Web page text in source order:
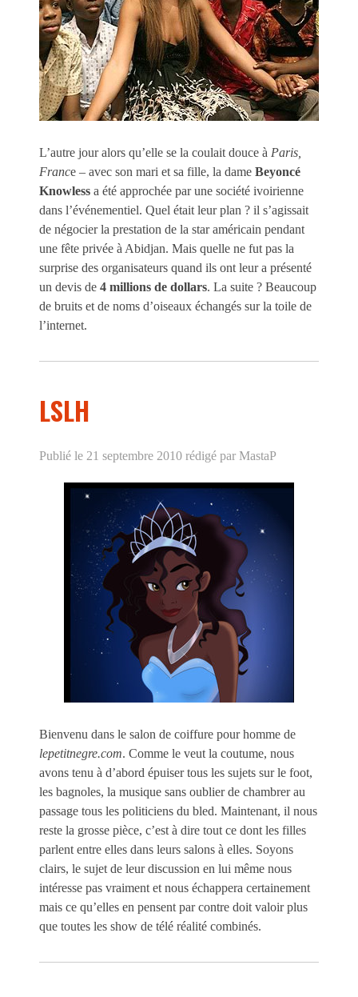
L’autre jour alors qu’elle se la coulait douce à Paris,
France – avec son mari et sa fille, la dame Beyoncé
Knowless a été approchée par une société ivoirienne
dans l’événementiel. Quel était leur plan ? il s’agissait
de négocier la prestation de la star américain pendant
une fête privée à Abidjan. Mais quelle ne fut pas la
surprise des organisateurs quand ils ont leur a présenté
un devis de 4 millions de dollars. La suite ? Beaucoup
de bruits et de noms d’oiseaux échangés sur la toile de
l’internet.
LSLH
Publié le 21 septembre 2010 rédigé par MastaP
Bienvenu dans le salon de coiffure pour homme de
lepetitnegre.com. Comme le veut la coutume, nous
avons tenu à d’abord épuiser tous les sujets sur le foot,
les bagnoles, la musique sans oublier de chambrer au
passage tous les politiciens du bled. Maintenant, il nous
reste la grosse pièce, c’est à dire tout ce dont les filles
parlent entre elles dans leurs salons à elles. Soyons
clairs, le sujet de leur discussion en lui même nous
intéresse pas vraiment et nous échappera certainement
mais ce qu’elles en pensent par contre doit valoir plus
que toutes les show de télé réalité combinés.